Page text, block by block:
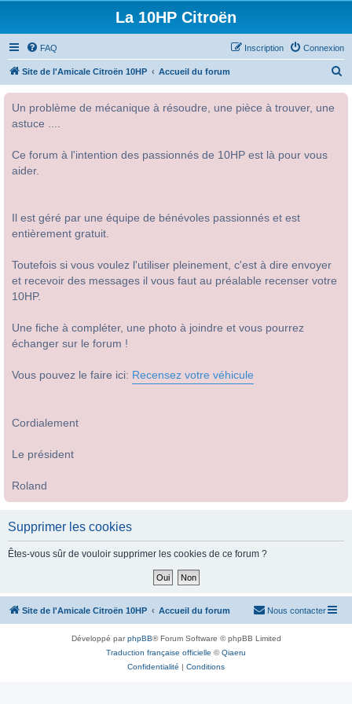
La 10HP Citroën
FAQ Connexion
Inscription
Site de l'Amicale Citroën 10HP Accueil du forum
Un problème de mécanique à résoudre, une pièce à trouver, une
astuce ....
Ce forum à l'intention des passionnés de 10HP est là pour vous
aider.
Il est géré par une équipe de bénévoles passionnés et est
entièrement gratuit.
Toutefois si vous voulez l'utiliser pleinement, c'est à dire envoyer
et recevoir des messages il vous faut au préalable recenser votre
10HP.
Une fiche à compléter, une photo à joindre et vous pourrez
échanger sur le forum !
Vous pouvez le faire ici: Recensez votre véhicule
Cordialement
Le président
Roland
Supprimer les cookies
Êtes-vous sûr de vouloir supprimer les cookies de ce forum ?
Site de l'Amicale Citroën 10HP Accueil du forum Nous contacter
Développé parphpBB® Forum Software © phpBB Limited
Traduction française officielle ©Qiaeru
Confidentialité | Conditions